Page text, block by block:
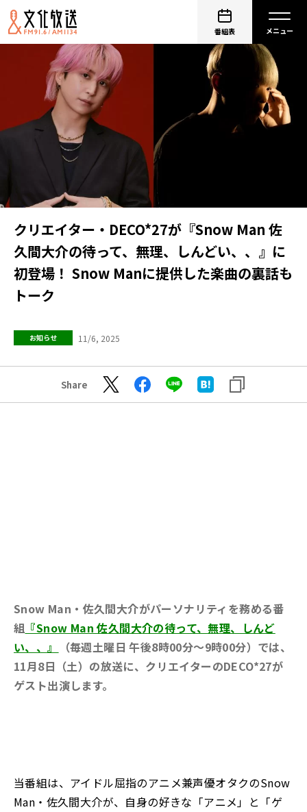
番組表
クリエイター・DECO*27が『Snow Man 佐
久間大介の待って、無理、しんどい、、』に
初登場！ Snow Manに提供した楽曲の裏話も
トーク
お知らせ 11/6, 2025
Share
Snow Man・佐久間大介がパーソナリティを務める番
組 『Snow Man 佐久間大介の待って、無理、しんど
い、、』
（毎週土曜日 午後8時00分～9時00分）では、
11月8日（土）の放送に、クリエイターのDECO*27が
ゲスト出演します。
当番組は、アイドル屈指のアニメ兼声優オタクのSnow
Man・佐久間大介が、自身の好きな「アニメ」と「ゲ